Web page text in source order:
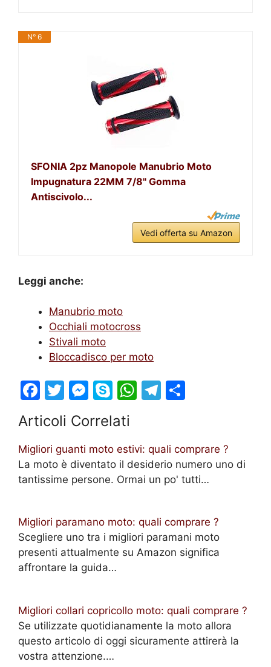
N° 6
SFONIA 2pz Manopole Manubrio Moto
Impugnatura 22MM 7/8" Gomma
Antiscivolo...
Vedi offerta su Amazon
Leggi anche:
Manubrio moto
Occhiali motocross
Stivali moto
Bloccadisco per moto
F
a
c
e
b
o
k
T
w
itt
er
M
s
s
e
n
er
S
y
p
e
W
s
A
p
T
gr
a
m
e
Articoli Correlati
Migliori guanti moto estivi: quali comprare ?
La moto è diventato il desiderio numero uno di
tantissime persone. Ormai un po' tutti…
Migliori paramano moto: quali comprare ?
Scegliere uno tra i migliori paramani moto
presenti attualmente su Amazon significa
affrontare la guida…
Migliori collari copricollo moto: quali comprare ?
Se utilizzate quotidianamente la moto allora
questo articolo di oggi sicuramente attirerà la
vostra attenzione.…